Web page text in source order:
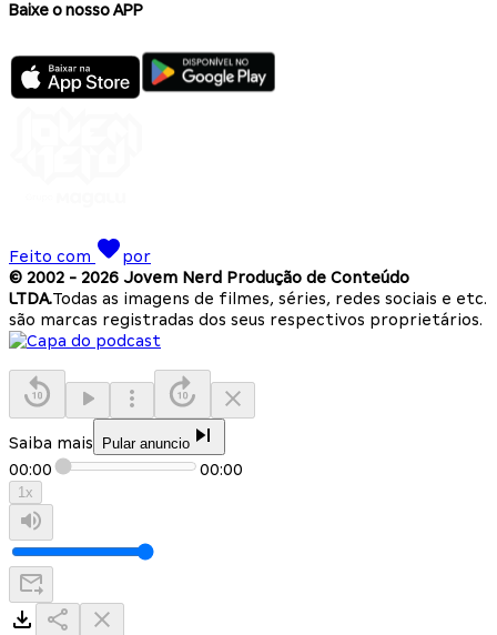
Baixe o nosso APP
Feito com
por
© 2002 - 2026 Jovem Nerd Produção de Conteúdo
LTDA.Todas as imagens de filmes, séries, redes sociais e etc.
são marcas registradas dos seus respectivos proprietários.
Saiba mais Pular anuncio
00:00 00:00
1x